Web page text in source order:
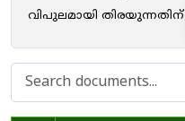
വിപുലമായി തിരയുന്നതിന്